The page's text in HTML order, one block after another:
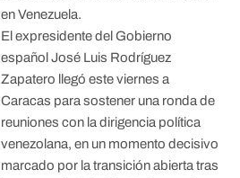
en Venezuela.
El expresidente del Gobierno
español José Luis Rodríguez
Zapatero llegó este viernes a
Caracas para sostener una ronda de
reuniones con la dirigencia política
venezolana, en un momento decisivo
marcado por la transición abierta tras